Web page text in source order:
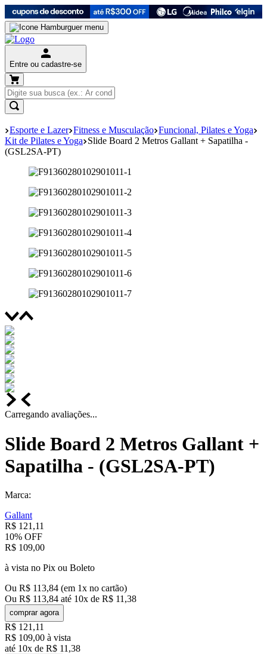
Entre ou cadastre-se
Esporte e Lazer Fitness e Musculação Funcional, Pilates e Yoga
Kit de Pilates e Yoga Slide Board 2 Metros Gallant + Sapatilha -
(GSL2SA-PT)
Carregando avaliações...
Slide Board 2 Metros Gallant +
Sapatilha - (GSL2SA-PT)
Marca:
Gallant
R$ 121 ,11
10% OFF
R$ 109,00
à vista no Pix ou Boleto
Ou R$ 113,84 (em 1x no cartão)
Ou R$ 113,84 até 10x de R$ 11 ,38
comprar agora
R$ 121 ,11
R$ 109,00 à vista
até 10x de R$ 11 ,38